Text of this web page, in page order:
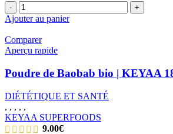
-
quantité
de
Paillettes
de
spiruline
ALGO-
RITME
90g
+
Ajouter au panier
Comparer
Aperçu rapide
Poudre de Baobab bio | KEYAA
DIÉTÉTIQUE ET SANTÉ
, , , , ,
KEYAA SUPERFOODS
9.00€